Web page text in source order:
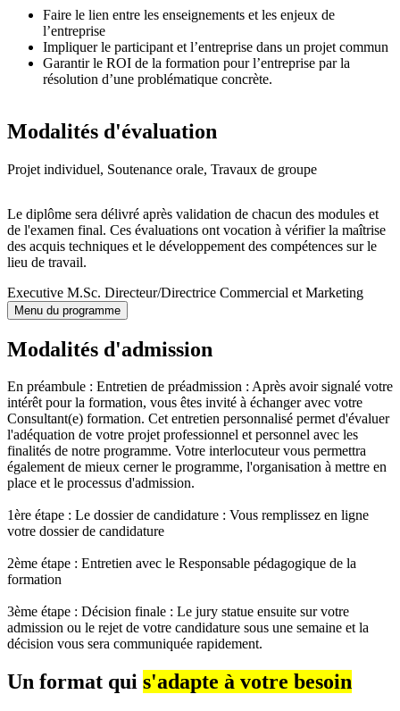
Faire le lien entre les enseignements et les enjeux de
l’entreprise
Impliquer le participant et l’entreprise dans un projet commun
Garantir le ROI de la formation pour l’entreprise par la
résolution d’une problématique concrète.
Modalités d'évaluation
Projet individuel, Soutenance orale, Travaux de groupe
Le diplôme sera délivré après validation de chacun des modules et
de l'examen final. Ces évaluations ont vocation à vérifier la maîtrise
des acquis techniques et le développement des compétences sur le
lieu de travail.
Executive M.Sc. Directeur/Directrice Commercial et Marketing
Menu du programme
Modalités d'admission
En préambule : Entretien de préadmission : Après avoir signalé votre
intérêt pour la formation, vous êtes invité à échanger avec votre
Consultant(e) formation. Cet entretien personnalisé permet d'évaluer
l'adéquation de votre projet professionnel et personnel avec les
finalités de notre programme. Votre interlocuteur vous permettra
également de mieux cerner le programme, l'organisation à mettre en
place et le processus d'admission.
1ère étape : Le dossier de candidature : Vous remplissez en ligne
votre dossier de candidature
2ème étape : Entretien avec le Responsable pédagogique de la
formation
3ème étape : Décision finale : Le jury statue ensuite sur votre
admission ou le rejet de votre candidature sous une semaine et la
décision vous sera communiquée rapidement.
Un format qui s'adapte à votre besoin